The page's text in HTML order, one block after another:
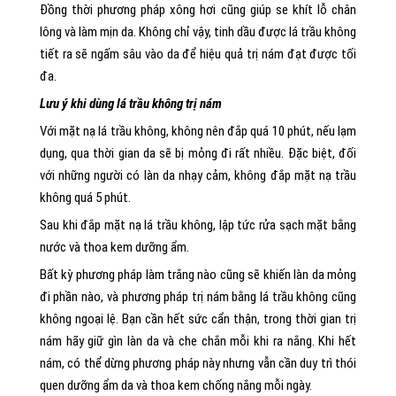
Đồng thời phương pháp xông hơi cũng giúp se khít lỗ chân
lông và làm mịn da. Không chỉ vậy, tinh dầu được lá trầu không
tiết ra sẽ ngấm sâu vào da để hiệu quả trị nám đạt được tối
đa.
Lưu ý khi dùng lá trầu không trị nám
Với mặt nạ lá trầu không, không nên đắp quá 10 phút, nếu lạm
dụng, qua thời gian da sẽ bị mỏng đi rất nhiều. Đặc biệt, đối
với những người có làn da nhạy cảm, không đắp mặt nạ trầu
không quá 5 phút.
Sau khi đắp mặt nạ lá trầu không, lập tức rửa sạch mặt bằng
nước và thoa kem dưỡng ẩm.
Bất kỳ phương pháp làm trắng nào cũng sẽ khiến làn da mỏng
đi phần nào, và phương pháp trị nám bằng lá trầu không cũng
không ngoại lệ. Bạn cần hết sức cẩn thận, trong thời gian trị
nám hãy giữ gìn làn da và che chắn mỗi khi ra nắng. Khi hết
nám, có thể dừng phương pháp này nhưng vẫn cần duy trì thói
quen dưỡng ẩm da và thoa kem chống nắng mỗi ngày.